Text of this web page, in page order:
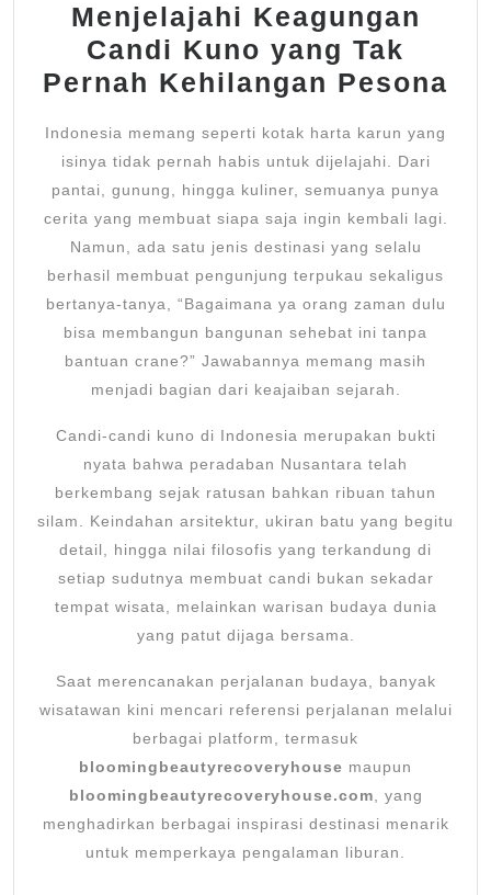
Warisan
Budaya
Dunia
Menjelajahi Keagungan
Candi Kuno yang Tak
Pernah Kehilangan Pesona
Indonesia memang seperti kotak harta karun yang
isinya tidak pernah habis untuk dijelajahi. Dari
pantai, gunung, hingga kuliner, semuanya punya
cerita yang membuat siapa saja ingin kembali lagi.
Namun, ada satu jenis destinasi yang selalu
berhasil membuat pengunjung terpukau sekaligus
bertanya-tanya, “Bagaimana ya orang zaman dulu
bisa membangun bangunan sehebat ini tanpa
bantuan crane?” Jawabannya memang masih
menjadi bagian dari keajaiban sejarah.
Candi-candi kuno di Indonesia merupakan bukti
nyata bahwa peradaban Nusantara telah
berkembang sejak ratusan bahkan ribuan tahun
silam. Keindahan arsitektur, ukiran batu yang begitu
detail, hingga nilai filosofis yang terkandung di
setiap sudutnya membuat candi bukan sekadar
tempat wisata, melainkan warisan budaya dunia
yang patut dijaga bersama.
Saat merencanakan perjalanan budaya, banyak
wisatawan kini mencari referensi perjalanan melalui
berbagai platform, termasuk
bloomingbeautyrecoveryhouse maupun
bloomingbeautyrecoveryhouse.com, yang
menghadirkan berbagai inspirasi destinasi menarik
untuk memperkaya pengalaman liburan.